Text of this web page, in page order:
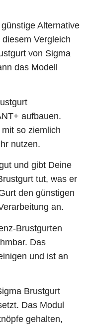
Alternative
Vergleich
von Sigma
das Modell
aufbauen.
so ziemlich
nutzen.
und gibt Deine
tut, was er
den günstigen
an.
Brustgurten
Das
und ist an
Brustgurt
Das Modul
gehalten,